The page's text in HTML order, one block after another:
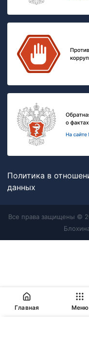
Политика в
данных
Все права защищены ©
Главная Меню